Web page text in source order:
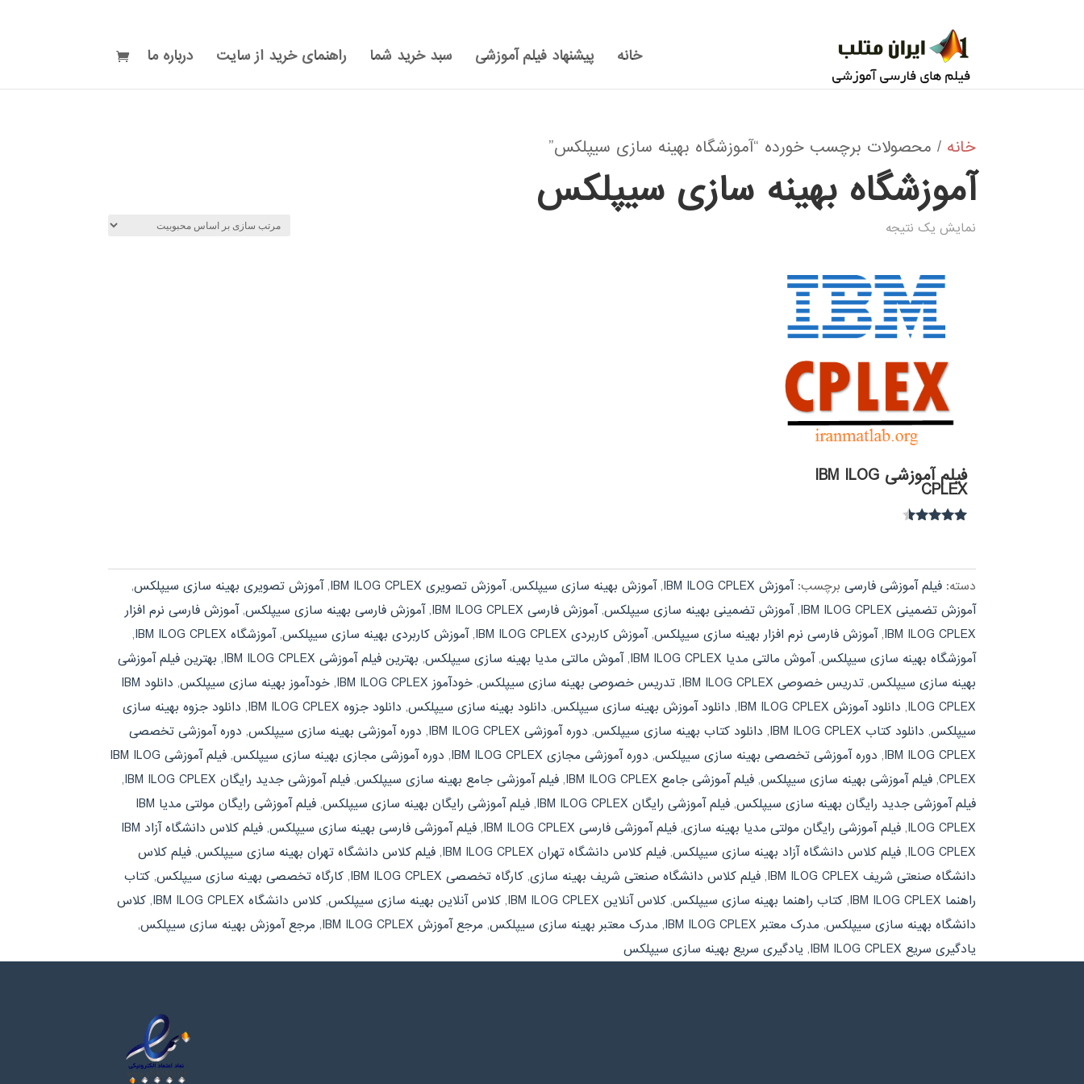
خانه پیشنهاد فیلم آموزشی سبد خرید شما راهنمای خرید از سایت درباره ما
خانه / محصولات برچسب خورده “آموزشگاه بهینه سازی سیپلکس”
آموزشگاه بهینه سازی سیپلکس
نمایش یک نتیجه
فیلم آموزشی IBM ILOG
CPLEX
دسته:فیلم آموزشی فارسی برچسب:آموزش IBM ILOG CPLEX ,آموزش بهینه سازی سیپلکس,آموزش تصویری IBM ILOG CPLEX ,آموزش تصویری بهینه سازی سیپلکس,
آموزش تضمینی IBM ILOG CPLEX
,آموزش تضمینی بهینه سازی سیپلکس,آموزش فارسی IBM ILOG CPLEX ,آموزش فارسی بهینه سازی سیپلکس,آموزش فارسی نرم افزار
IBM ILOG CPLEX
,آموزش فارسی نرم افزار بهینه سازی سیپلکس,آموزش کاربردی IBM ILOG CPLEX ,آموزش کاربردی بهینه سازی سیپلکس,آموزشگاه IBM ILOG CPLEX
,
آموزشگاه بهینه سازی سیپلکس,آموش مالتی مدیا IBM ILOG CPLEX ,آموش مالتی مدیا بهینه سازی سیپلکس, بهترین فیلم آموزشی IBM ILOG CPLEX , بهترین فیلم آموزشی
بهینه سازی سیپلکس,تدریس خصوصی IBM ILOG CPLEX ,تدریس خصوصی بهینه سازی سیپلکس,خودآموز IBM ILOG CPLEX ,خودآموز بهینه سازی سیپلکس,
دانلود IBM
ILOG CPLEX
, دانلود آموزش IBM ILOG CPLEX , دانلود آموزش بهینه سازی سیپلکس, دانلود بهینه سازی سیپلکس, دانلود جزوه IBM ILOG CPLEX , دانلود جزوه بهینه سازی
سیپلکس, دانلود کتاب IBM ILOG CPLEX , دانلود کتاب بهینه سازی سیپلکس, دوره آموزشی IBM ILOG CPLEX , دوره آموزشی بهینه سازی سیپلکس, دوره آموزشی تخصصی
IBM ILOG CPLEX
, دوره آموزشی تخصصی بهینه سازی سیپلکس, دوره آموزشی مجازی IBM ILOG CPLEX , دوره آموزشی مجازی بهینه سازی سیپلکس,
فیلم آموزشی IBM ILOG
CPLEX
,فیلم آموزشی بهینه سازی سیپلکس,فیلم آموزشی جامع IBM ILOG CPLEX ,فیلم آموزشی جامع بهینه سازی سیپلکس,فیلم آموزشی جدید رایگان IBM ILOG CPLEX
,
فیلم آموزشی جدید رایگان بهینه سازی سیپلکس,فیلم آموزشی رایگان IBM ILOG CPLEX ,فیلم آموزشی رایگان بهینه سازی سیپلکس,
فیلم آموزشی رایگان مولتی مدیا IBM
ILOG CPLEX
,فیلم آموزشی رایگان مولتی مدیا بهینه سازی,فیلم آموزشی فارسی IBM ILOG CPLEX ,فیلم آموزشی فارسی بهینه سازی سیپلکس,
فیلم کلاس دانشگاه آزاد IBM
ILOG CPLEX
,فیلم کلاس دانشگاه آزاد بهینه سازی سیپلکس,فیلم کلاس دانشگاه تهران IBM ILOG CPLEX ,فیلم کلاس دانشگاه تهران بهینه سازی سیپلکس,فیلم کلاس
دانشگاه صنعتی شریف IBM ILOG CPLEX
,فیلم کلاس دانشگاه صنعتی شریف بهینه سازی,کارگاه تخصصی IBM ILOG CPLEX ,کارگاه تخصصی بهینه سازی سیپلکس,کتاب
راهنما IBM ILOG CPLEX
,کتاب راهنما بهینه سازی سیپلکس,کلاس آنلاین IBM ILOG CPLEX ,کلاس آنلاین بهینه سازی سیپلکس,کلاس دانشگاه IBM ILOG CPLEX ,کلاس
دانشگاه بهینه سازی سیپلکس, مدرک معتبر IBM ILOG CPLEX , مدرک معتبر بهینه سازی سیپلکس, مرجع آموزش IBM ILOG CPLEX , مرجع آموزش بهینه سازی سیپلکس,
یادگیری سریع IBM ILOG CPLEX
, یادگیری سریع بهینه سازی سیپلکس